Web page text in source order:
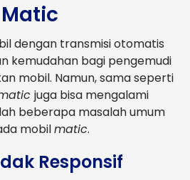
dengan transmisi otomatis
kemudahan bagi pengemudi
mobil. Namun, sama seperti
juga bisa mengalami
beberapa masalah umum
mobilmatic.
Responsif